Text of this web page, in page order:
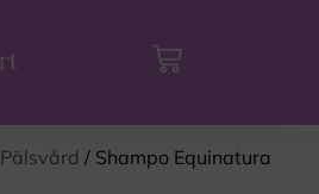
Pälsvård / Shampo Equinatura